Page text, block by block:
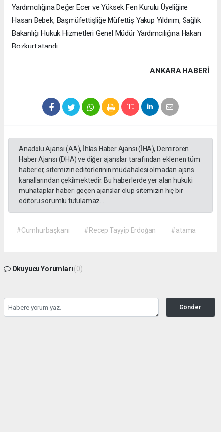
Yardımcılığına Değer Ecer ve Yüksek Fen Kurulu Üyeliğine
Hasan Bebek, Başmüfettişliğe Müfettiş Yakup Yıldırım, Sağlık
Bakanlığı Hukuk Hizmetleri Genel Müdür Yardımcılığına Hakan
Bozkurt atandı.
ANKARA HABERİ
Anadolu Ajansı (AA), İhlas Haber Ajansı (İHA), Demirören
Haber Ajansı (DHA) ve diğer ajanslar tarafından eklenen tüm
haberler, sitemizin editörlerinin müdahalesi olmadan ajans
kanallarından çekilmektedir. Bu haberlerde yer alan hukuki
muhataplar haberi geçen ajanslar olup sitemizin hiç bir
editörü sorumlu tutulamaz...
#Cumhurbaşkanı #Recep Tayyip Erdoğan #atama
Okuyucu Yorumları (0)
Gönder